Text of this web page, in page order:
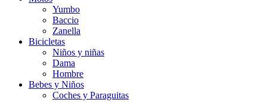
Yumbo
Baccio
Zanella
Bicicletas
Niños y niñas
Dama
Hombre
Bebes y Niños
Coches y Paraguitas